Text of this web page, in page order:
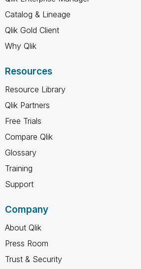
Catalog & Lineage
Qlik Gold Client
Why Qlik
Resources
Resource Library
Qlik Partners
Free Trials
Compare Qlik
Glossary
Training
Support
Company
About Qlik
Press Room
Trust & Security